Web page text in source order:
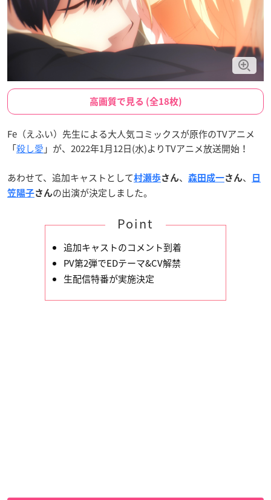
高画質で見る (全18枚)
Fe（えふい）先生による大人気コミックスが原作のTVアニメ
「殺し愛 」が、2022年1月12日(水)よりTVアニメ放送開始！
あわせて、追加キャストとして村瀬歩さん、 森田成一さん、
日
笠陽子さんの出演が決定しました。
Point
追加キャストのコメント到着
PV第2弾でEDテーマ&CV解禁
生配信特番が実施決定